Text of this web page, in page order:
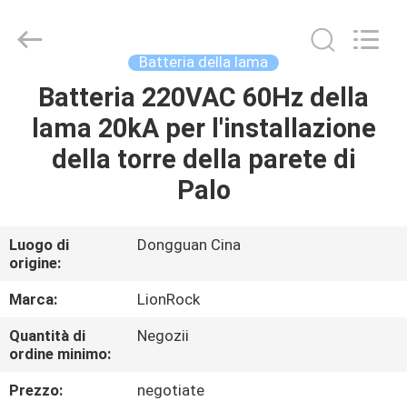
CASA
PRODOTTI
NOI
GIRO
DELLA
FABBRICA
corporate
limited.
Reserved.
Batteria della lama
Batteria 220VAC 60Hz della
lama 20kA per l'installazione
della torre della parete di
Palo
Luogo di
origine:
Dongguan Cina
Marca:
LionRock
Quantità di
ordine minimo:
Negozii
Prezzo:
negotiate